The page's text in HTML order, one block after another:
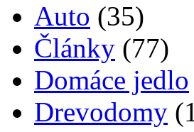
Auto (35)
Články (77)
Domáce jedlo
Drevodomy